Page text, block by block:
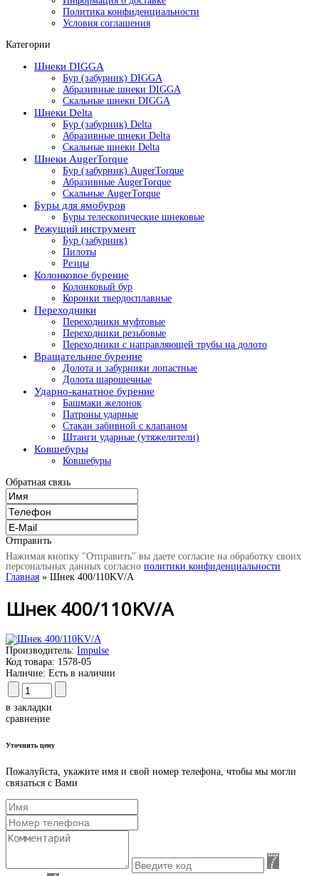
Политика конфиденциальности
Условия соглашения
Категории
Шнеки DIGGA
Бур (забурник) DIGGA
Абразивные шнеки DIGGA
Скальные шнеки DIGGA
Шнеки Delta
Бур (забурник) Delta
Абразивные шнеки Delta
Скальные шнеки Delta
Шнеки AugerTorque
Бур (забурник) AugerTorque
Абразивные AugerTorque
Скальные AugerTorque
Буры для ямобуров
Буры телескопические шнековые
Режущий инструмент
Бур (забурник)
Пилоты
Резцы
Колонковое бурение
Колонковый бур
Коронки твердосплавные
Переходники
Переходники муфтовые
Переходники резьбовые
Переходники с направляющей трубы на долото
Вращательное бурение
Долота и забурники лопастные
Долота шарошечные
Ударно-канатное бурение
Башмаки желонок
Патроны ударные
Стакан забивной с клапаном
Штанги ударные (утяжелители)
Ковшебуры
Ковшебуры
Обратная связь
Отправить
Нажимая кнопку "Отправить" вы даете согласие на обработку своих
персональных данных согласно политики конфиденциальности
Главная » Шнек 400/110KV/A
Шнек 400/110KV/A
Производитель: Impulse
Код товара: 1578-05
Наличие: Есть в наличии
в закладки
сравнение
Уточнить цену
Пожалуйста, укажите имя и свой номер телефона, чтобы мы могли
связаться с Вами